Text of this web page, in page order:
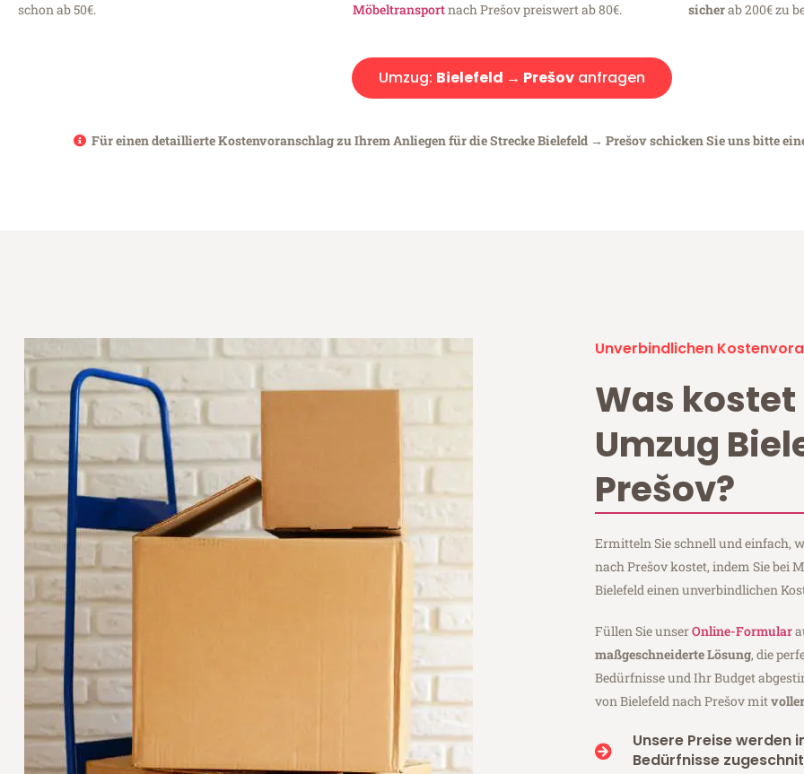
schon ab 50€.
Möbeltransportnach Prešov preiswert ab 80€.
sicherab 200€ zu
Umzug: Bielefeld → Prešovanfragen
Für einen detaillierte Kostenvoranschlag zu Ihrem Anliegen für die Strecke Bielefeld → Prešov schicken Sie uns bitte
Unverbindlichen
Was kostet
Umzug
Prešov?
Ermitteln Sie schnell und einfach,
nach Prešov kostet, indem Sie bei
Bielefeld einen unverbindlichen
Füllen Sie unserOnline-Formular
maßgeschneiderte Lösung, die
Bedürfnisse und Ihr Budget
von Bielefeld nach Prešov mit
Unsere Preise werden
Bedürfnisse